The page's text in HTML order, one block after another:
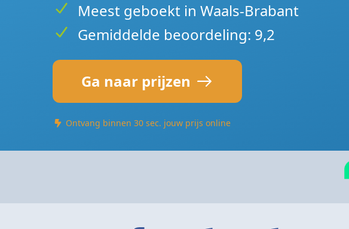
Meest geboekt in Waals-Brabant
Gemiddelde beoordeling: 9,2
Ga naar prijzen
Ontvang binnen 30 sec. jouw prijs online